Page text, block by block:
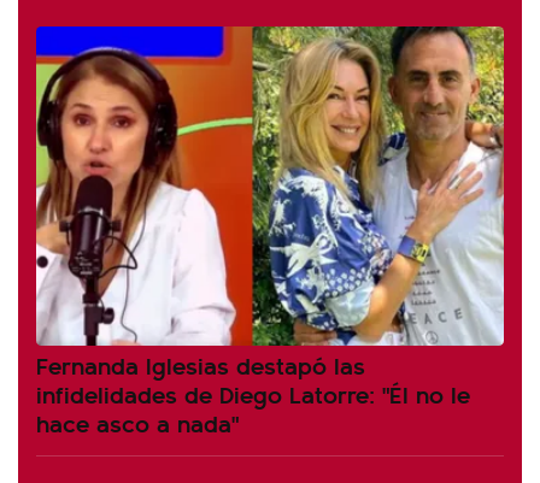
Fernanda Iglesias destapó las
infidelidades de Diego Latorre: "Él no le
hace asco a nada"